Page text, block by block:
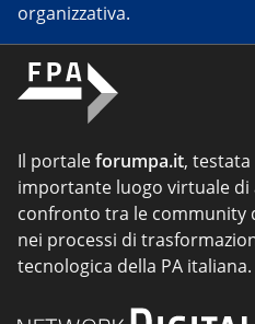
organizzativa.
Il portaleforumpa.it,
importante luogo virtuale
confronto tra le community
nei processi di
tecnologica della PA italiana.